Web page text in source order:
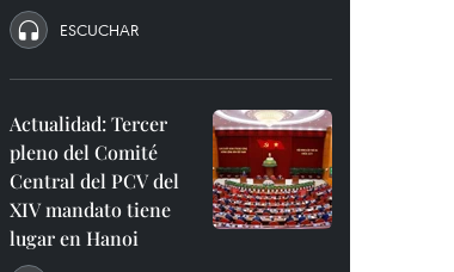
ESCUCHAR
Actualidad: Tercer
pleno del Comité
Central del PCV del
XIV mandato tiene
lugar en Hanoi